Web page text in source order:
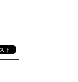
スクール